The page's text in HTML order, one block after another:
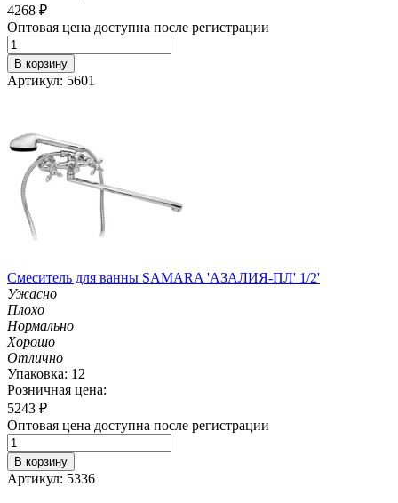
4268 ₽
Оптовая цена доступна после регистрации
В корзину
Артикул: 5601
Смеситель для ванны SAMARA 'АЗАЛИЯ-ПЛ' 1/2'
Ужасно
Плохо
Нормально
Хорошо
Отлично
Упаковка: 12
Розничная цена:
5243 ₽
Оптовая цена доступна после регистрации
В корзину
Артикул: 5336